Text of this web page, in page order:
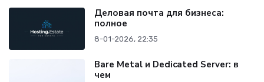
Деловая почта для бизнеса:
полное
8-01-2026, 22:35
Bare Metal и Dedicated Server: в
чем